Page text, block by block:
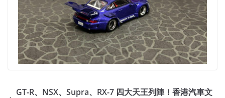
GT-R、NSX、Supra、RX-7 四大天王列陣！香港汽車文